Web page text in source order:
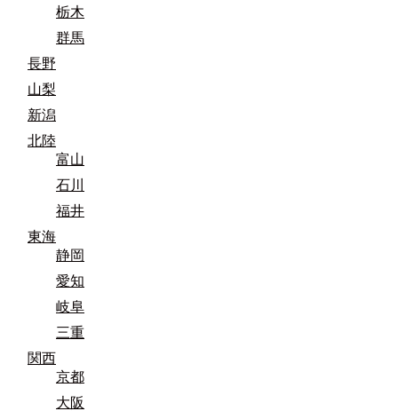
栃木
群馬
長野
山梨
新潟
北陸
富山
石川
福井
東海
静岡
愛知
岐阜
三重
関西
京都
大阪